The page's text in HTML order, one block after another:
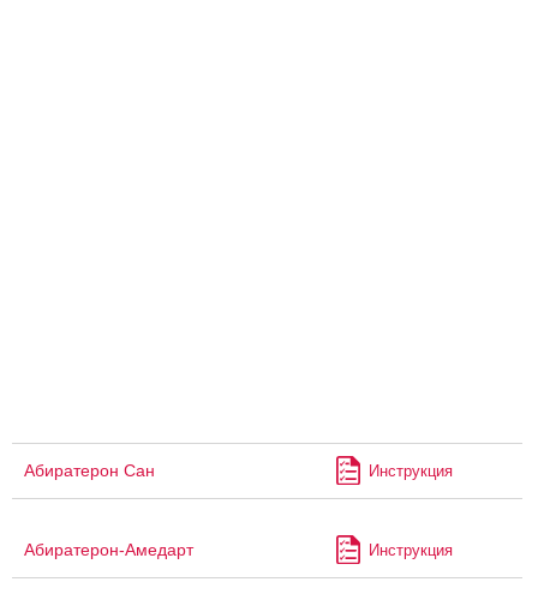
Абиратерон Сан Инструкция
Абиратерон-Амедарт Инструкция